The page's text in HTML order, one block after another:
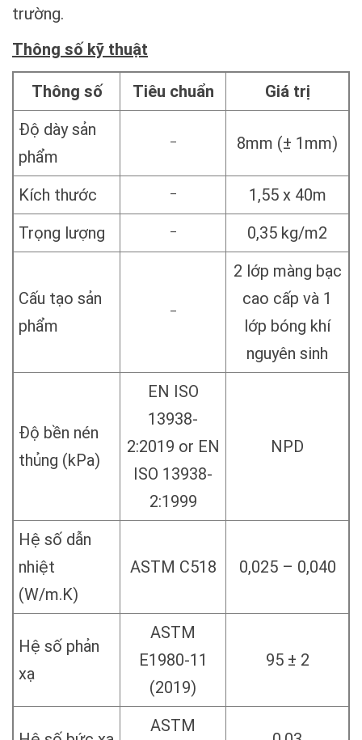
trường.
Thông số kỹ thuật
Thông số Tiêu chuẩn
Giá trị
Độ dày sản
phẩm
– 8mm (± 1mm)
Kích thước –
1,55 x 40m
Trọng lượng
– 0,35 kg/m2
Cấu tạo sản
phẩm
–
2 lớp màng bạc
cao cấp và 1
lớp bóng khí
nguyên sinh
Độ bền nén
thủng (kPa)
EN ISO
13938-
2:2019 or EN
ISO 13938-
2:1999
NPD
Hệ số dẫn
nhiệt
(W/m.K)
ASTM C518 0,025 – 0,040
Hệ số phản
xạ
ASTM
E1980-11
(2019)
95 ± 2
ASTM